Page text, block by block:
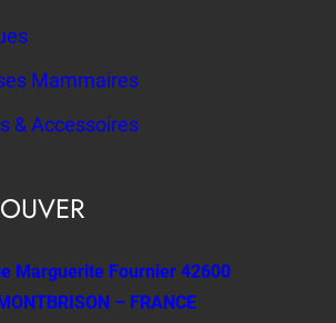
Mammaires
& Accessoires
Marguerite Fournier 42600
– FRANCE